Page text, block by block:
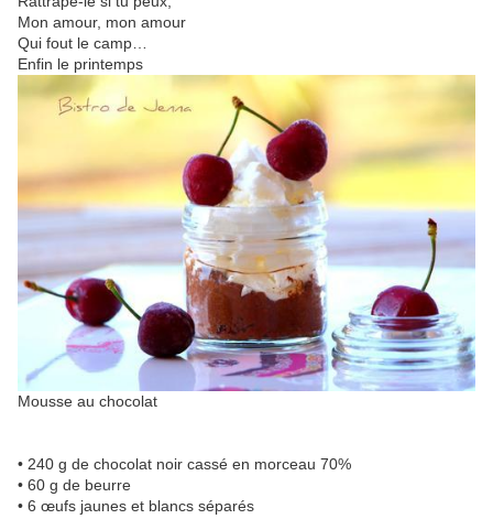
Mon amour, mon amour
Qui fout le camp…
Enfin le printemps
Mousse au chocolat
• 240 g de chocolat noir cassé en morceau 70%
• 60 g de beurre
• 6 œufs jaunes et blancs séparés